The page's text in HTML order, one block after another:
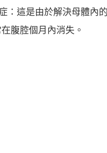
：這是由於解決母體內
腹腔個月內消失。